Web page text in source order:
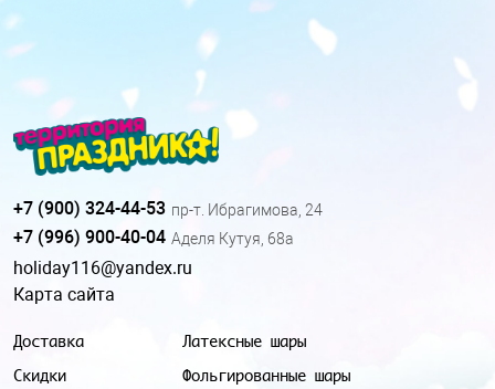
Доставка
Скидки
Латексные шары
Фольгированные шары
+7 (900) 324-44-53 пр-т. Ибрагимова, 24
+7 (996) 900-40-04 Аделя Кутуя, 68а
holiday116@yandex.ru
Карта сайта